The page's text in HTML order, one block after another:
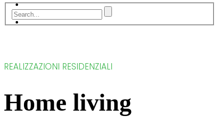
CONTATTI
REALIZZAZIONI RESIDENZIALI
Home living